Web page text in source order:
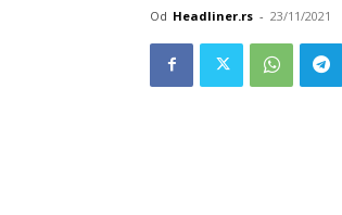
Od Headliner.rs - 23/11/2021